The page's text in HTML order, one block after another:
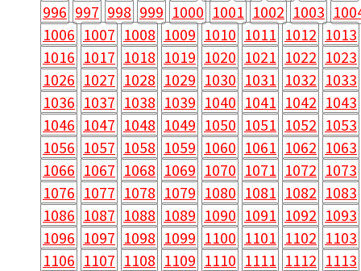
996 997 998 999 1000 1001 1002 1003
1006 1007 1008 1009 1010 1011 1012 1013
1016 1017 1018 1019 1020 1021 1022 1023
1026 1027 1028 1029 1030 1031 1032 1033
1036 1037 1038 1039 1040 1041 1042 1043
1046 1047 1048 1049 1050 1051 1052 1053
1056 1057 1058 1059 1060 1061 1062 1063
1066 1067 1068 1069 1070 1071 1072 1073
1076 1077 1078 1079 1080 1081 1082 1083
1086 1087 1088 1089 1090 1091 1092 1093
1096 1097 1098 1099 1100 1101 1102 1103
1106 1107 1108 1109 1110 1111 1112 1113